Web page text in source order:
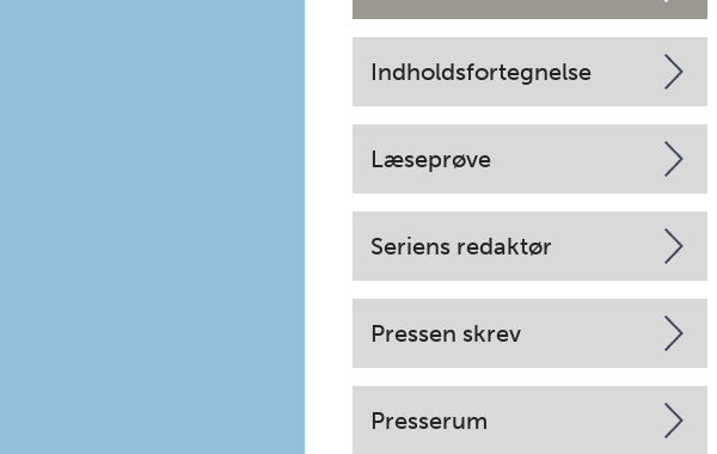
Indholdsfortegnelse
Læseprøve
Seriens redaktør
Pressen skrev
Presserum